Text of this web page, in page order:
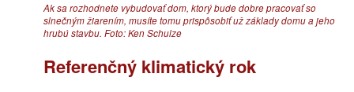
Ak sa rozhodnete vybudovať dom, ktorý bude dobre pracovať so
slnečným žiarením, musíte tomu prispôsobiť už základy domu a jeho
hrubú stavbu. Foto: Ken Schulze
Referenčný klimatický rok